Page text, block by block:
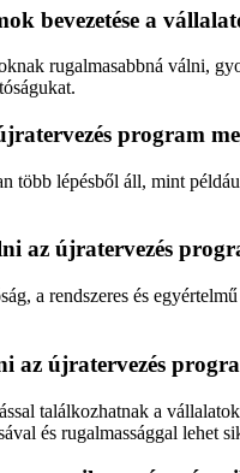
bevezetése a
rugalmasabbná válni,
program
több lépésből áll, mint
az újratervezés
a rendszeres és
újratervezés
találkozhatnak a
és rugalmassággal lehet